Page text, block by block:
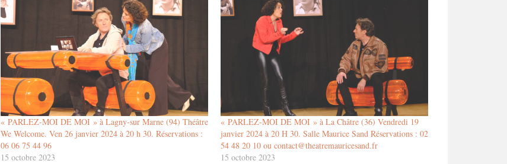
« PARLEZ-MOI DE MOI » à Lagny-sur Marne (94) Théâtre
We Welcome. Ven 26 janvier 2024 à 20 h 30. Réservations :
06 06 75 44 96
15 octobre 2023
« PARLEZ-MOI DE MOI » à La Châtre (36) Vendredi 19
janvier 2024 à 20 H 30. Salle Maurice Sand Réservations : 02
54 48 20 10 ou contact@theatremauricesand.fr
15 octobre 2023